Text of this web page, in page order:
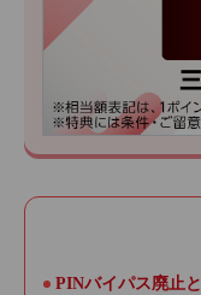
PINバイパス廃止